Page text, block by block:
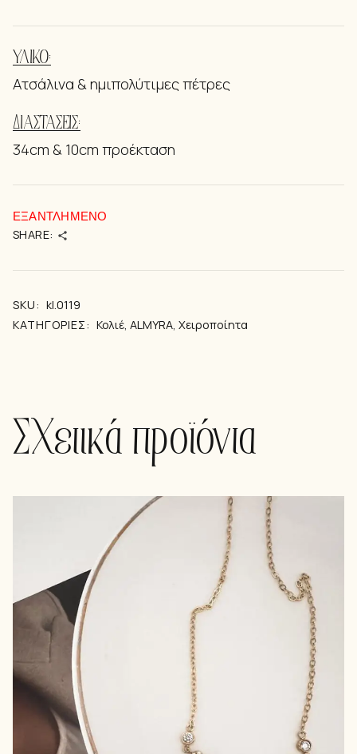
ΥΛΙΚΌ:
Ατσάλινα & ημιπολύτιμες πέτρες
ΔΙΑΣΤΆΣΕΙΣ:
34cm & 10cm προέκταση
ΕΞΑΝΤΛΗΜΈΝΟ
SHARE:
SKU: kl.0119
ΚΑΤΗΓΟΡΊΕΣ: Κολιέ,ALMYRA,Χειροποίητα
Σχετικά προϊόντα